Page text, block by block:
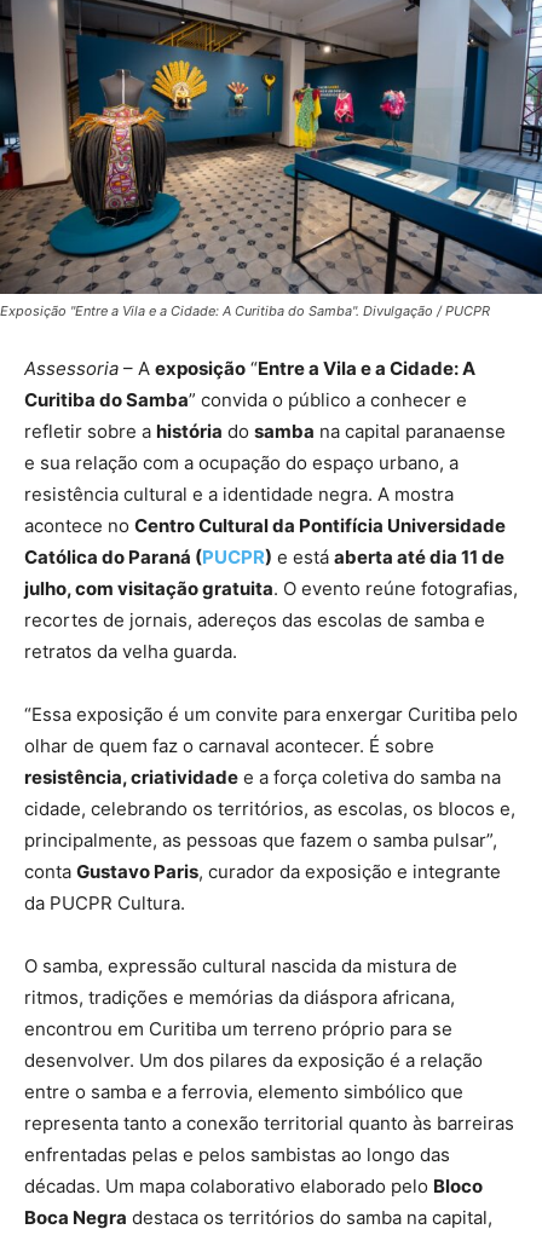
Exposição "Entre a Vila e a Cidade: A Curitiba do Samba". Divulgação / PUCPR
Assessoria – A exposição “Entre a Vila e a Cidade: A
Curitiba do Samba” convida o público a conhecer e
refletir sobre a história do samba na capital paranaense
e sua relação com a ocupação do espaço urbano, a
resistência cultural e a identidade negra. A mostra
acontece no Centro Cultural da Pontifícia Universidade
Católica do Paraná (PUCPR) e está aberta até dia 11 de
julho, com visitação gratuita. O evento reúne fotografias,
recortes de jornais, adereços das escolas de samba e
retratos da velha guarda.
“Essa exposição é um convite para enxergar Curitiba pelo
olhar de quem faz o carnaval acontecer. É sobre
resistência, criatividade e a força coletiva do samba na
cidade, celebrando os territórios, as escolas, os blocos e,
principalmente, as pessoas que fazem o samba pulsar”,
conta Gustavo Paris, curador da exposição e integrante
da PUCPR Cultura.
O samba, expressão cultural nascida da mistura de
ritmos, tradições e memórias da diáspora africana,
encontrou em Curitiba um terreno próprio para se
desenvolver. Um dos pilares da exposição é a relação
entre o samba e a ferrovia, elemento simbólico que
representa tanto a conexão territorial quanto às barreiras
enfrentadas pelas e pelos sambistas ao longo das
décadas. Um mapa colaborativo elaborado pelo Bloco
Boca Negra destaca os territórios do samba na capital,